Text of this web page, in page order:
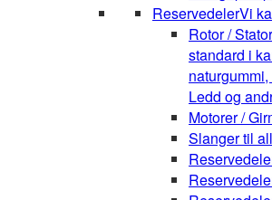
ReservedelerVi
Rotor / Stator
standard i
Ledd og
Motorer /
Slanger til